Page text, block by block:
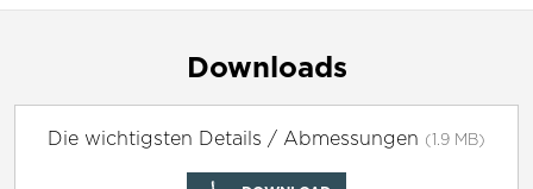
Downloads
Die wichtigsten Details / Abmessungen (1.9 MB)